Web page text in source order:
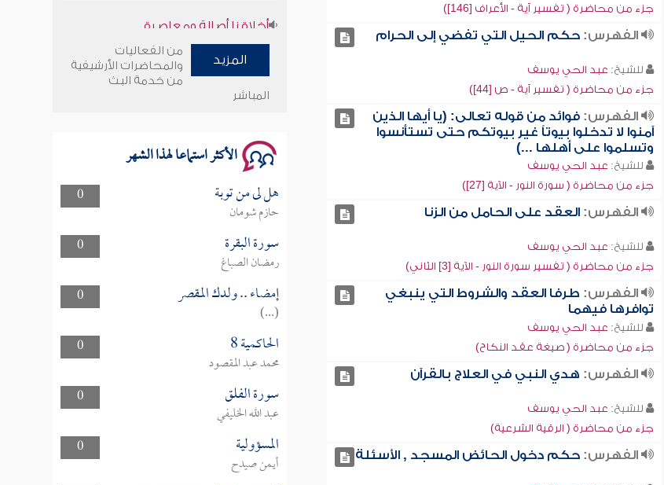
جزء من محاضرة ( تفسير آية - الأعراف [146])
الفهرس: حكم الحيل التي تفضي إلى الحرام
للشيخ: عبد الحي يوسف
جزء من محاضرة ( تفسير آية - ص [44])
الفهرس: فوائد من قوله تعالى: (يا أيها الذين
آمنوا لا تدخلوا بيوتاً غير بيوتكم حتى تستأنسوا
وتسلموا على أهلها ...)
للشيخ: عبد الحي يوسف
جزء من محاضرة ( سورة النور - الآية [27])
الفهرس: العقد على الحامل من الزنا
للشيخ: عبد الحي يوسف
جزء من محاضرة ( تفسير سورة النور - الآية [3] الثاني)
الفهرس: طرفا العقد والشروط التي ينبغي
توافرها فيهما
للشيخ: عبد الحي يوسف
جزء من محاضرة ( صيغة عقد النكاح)
الفهرس: هدي النبي في العلاج بالقرآن
للشيخ: عبد الحي يوسف
جزء من محاضرة ( الرقية الشرعية)
الفهرس: حكم دخول الحائض المسجد , الأسئلة
وأمنهم من خوف 9
سلسلة محاضرات نفحات رمضانية
1444هـ
المزيد
من الفعاليات
والمحاضرات الأرشيفية
من خدمة البث
المباشر
الأكثر استماعا لهذا الشهر
0 هل لى من توبة
حازم شومان
0
سورة البقرة
رمضان الصباغ
0
إمضاء .. ولدك المقصر
(...)
0
الحاكمية 8
محمد عبد المقصود
0
سورة الفلق
عبد الله الخليفي
0
المسؤولية
أيمن صيدح